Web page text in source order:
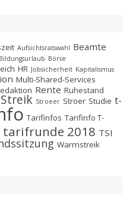
Aufsichtsratswahl Beamte
Bildungsurlaub Börse
HR Jobsicherheit Kapitalismus
Multi-Shared-Services
Rente Ruhestand
Streik Stroeer Stroer Studie t-
Tarifinfos Tarifinfo T-
tarifrunde 2018 TSI
Warmstreik